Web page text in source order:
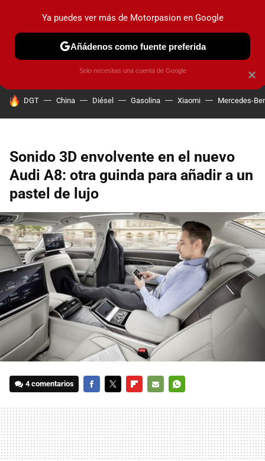
PRUEBAS COCHES ELÉCTRICOS OBSERVATORIO
HOY SE HABLA DE
DGT China Diésel Gasolina Xiaomi Mercedes-
Sonido 3D envolvente en el nuevo
Audi A8: otra guinda para añadir a un
pastel de lujo
4 comentarios
MAIL
×
Ya puedes ver más de Motorpasion en Google
Añádenos como fuente preferida
Solo necesitas una cuenta de Google